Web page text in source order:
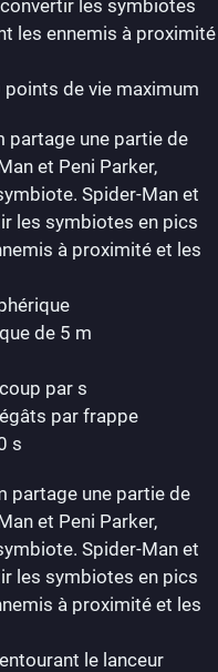
les symbiotes
les ennemis à proximité
points de vie maximum
partage une partie de
et Peni Parker,
Spider-Man et
les symbiotes en pics
à proximité et les
de 5 m
par s
par frappe
s
partage une partie de
et Peni Parker,
Spider-Man et
les symbiotes en pics
à proximité et les
le lanceur